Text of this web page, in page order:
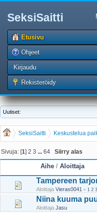
SeksiSaitti
Etusivu
Ohjeet
Kirjaudu
Rekisteröidy
Uutiset:
SeksiSaitti Keskustelua
Sivuja: [1]2 3 ...64 Siirry alas
Aihe / Aloittaja
Tampereen
Aloittaja Vieras0041 « 1 2 3
Niina kuuma
Aloittaja Jasu